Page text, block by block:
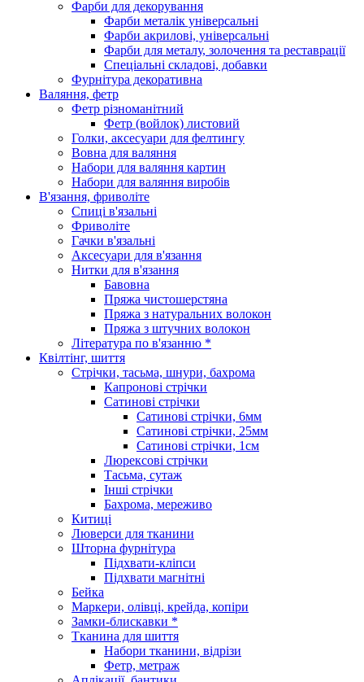
Фарби для декорування
Фарби металік універсальні
Фарби акрилові, універсальні
Фарби для металу, золочення та реставрації
Спеціальні складові, добавки
Фурнітура декоративна
Валяння, фетр
Фетр різноманітний
Фетр (войлок) листовий
Голки, аксесуари для фелтингу
Вовна для валяння
Набори для валяння картин
Набори для валяння виробів
В'язання, фриволіте
Спиці в'язальні
Фриволіте
Гачки в'язальні
Аксесуари для в'язання
Нитки для в'язання
Бавовна
Пряжа чистошерстяна
Пряжа з натуральних волокон
Пряжа з штучних волокон
Література по в'язанню *
Квілтінг, шиття
Стрічки, тасьма, шнури, бахрома
Капронові стрічки
Сатинові стрічки
Сатинові стрічки, 6мм
Сатинові стрічки, 25мм
Сатинові стрічки, 1см
Люрексові стрічки
Тасьма, сутаж
Інші стрічки
Бахрома, мереживо
Китиці
Люверси для тканини
Шторна фурнітура
Підхвати-кліпси
Підхвати магнітні
Бейка
Маркери, олівці, крейда, копіри
Замки-блискавки *
Тканина для шиття
Набори тканини, відрізи
Фетр, метраж